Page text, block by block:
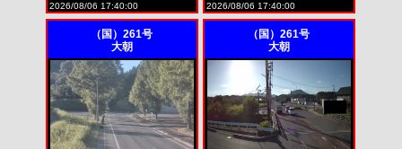
2026/08/06 17:40:00 2026/08/06 17:40:00
（国）261号
大朝
（国）261号
大朝